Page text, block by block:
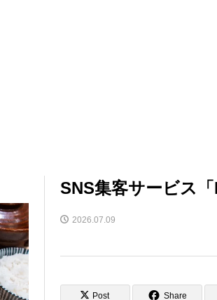
SNS集客サービス
2026.07.09
Post Share